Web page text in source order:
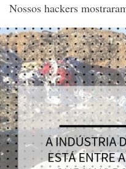
Nossos hackers